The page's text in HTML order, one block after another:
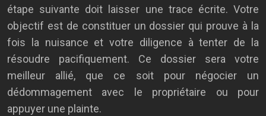
étape suivante doit laisser une trace écrite. Votre
objectif est de constituer un dossier qui prouve à la
fois la nuisance et votre diligence à tenter de la
résoudre pacifiquement. Ce dossier sera votre
meilleur allié, que ce soit pour négocier un
dédommagement avec le propriétaire ou pour
appuyer une plainte.